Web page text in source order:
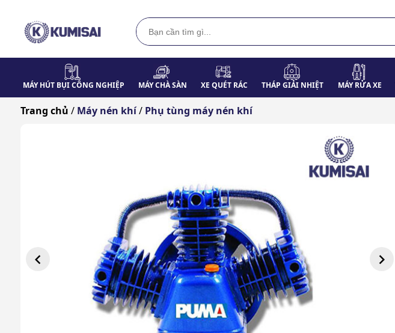
MÁY HÚT BỤI CÔNG NGHIỆP MÁY CHÀ SÀN XE QUÉT RÁC THÁP GIẢI NHIỆT MÁY RỬA XE
Trang chủ / Máy nén khí / Phụ tùng máy nén khí